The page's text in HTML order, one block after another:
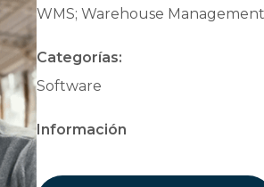
WMS; Warehouse
Categorías:
Software
Información